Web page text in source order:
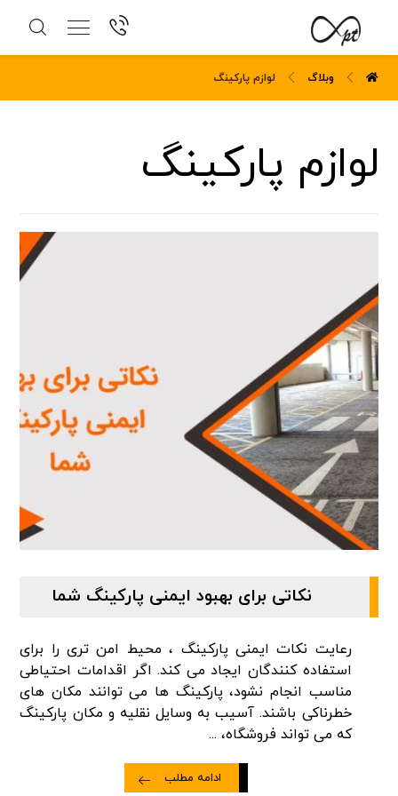
وبلاگ لوازم پارکینگ
لوازم پارکینگ
نکاتی برای بهبود ایمنی پارکینگ شما
رعایت نکات ایمنی پارکینگ ، محیط امن تری را برای
استفاده کنندگان ایجاد می کند. اگر اقدامات احتیاطی
مناسب انجام نشود، پارکینگ ها می توانند مکان های
خطرناکی باشند. آسیب به وسایل نقلیه و مکان پارکینگ
که می تواند فروشگاه، ...
ادامه مطلب